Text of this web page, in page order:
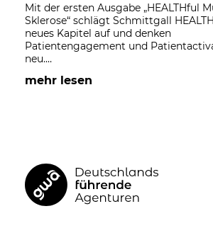
Mit der ersten Ausgabe „HEALTHful
Sklerose“ schlägt Schmittgall
neues Kapitel auf und denken
Patientengagement und
neu.…
mehr lesen